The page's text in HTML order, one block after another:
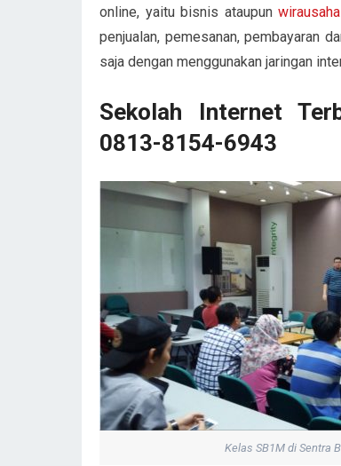
online, yaitu bisnis ataupunwirausaha
penjualan, pemesanan, pembayaran
saja dengan menggunakan jaringan
Sekolah Internet
0813-8154-6943
Kelas SB1M di Sentra